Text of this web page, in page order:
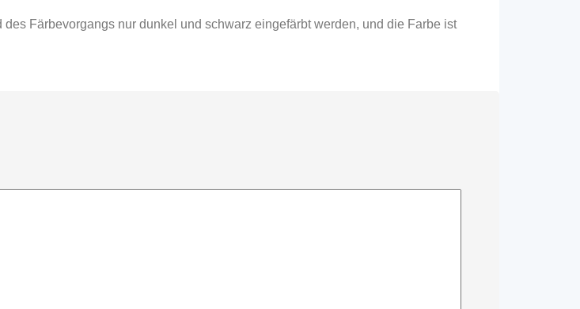
Färbevorgangs nur dunkel und schwarz eingefärbt werden, und die Farbe ist